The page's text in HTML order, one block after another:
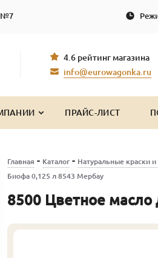
№7
4.6 рейтинг магазина
info@eurowagonka.ru
ПРАЙС-ЛИСТ
Главная - Каталог- Натуральные краски и
Биофа 0,125 л 8543 Мербау
8500 Цветное